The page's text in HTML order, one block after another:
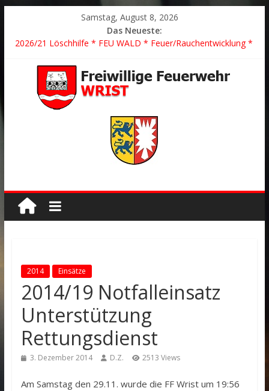
Samstag, August 8, 2026
Das Neueste:
2026/21 Löschhilfe * FEU WALD * Feuer/Rauchentwicklung *
2026/24 * TH G Y * PKW überschlagen *
2026/23 TH K Y * Person in festsitzendem Aufzug *
2026/22 TH Y * VU * 1 Person klemmt * Hingstheide
Der schönste Einsatz des Jahres 2026
2014 Einsätze
2014/19 Notfalleinsatz
Unterstützung
Rettungsdienst
3. Dezember 2014 D.Z. 2513 Views
Am Samstag den 29.11. wurde die FF Wrist um 19:56